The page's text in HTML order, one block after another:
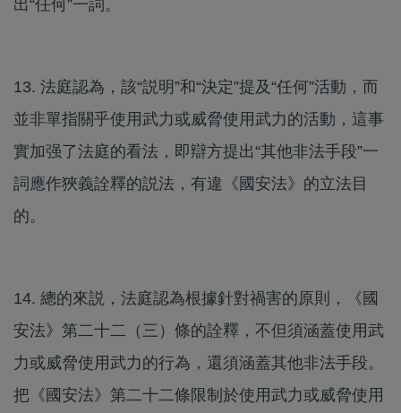
出“任何”一詞。
13. 法庭認為，該“説明”和“決定”提及“任何”活動，而
並非單指關乎使用武力或威脅使用武力的活動，這事
實加强了法庭的看法，即辯方提出“其他非法手段”一
詞應作狹義詮釋的説法，有違《國安法》的立法目
的。
14. 總的來説，法庭認為根據針對禍害的原則，《國
安法》第二十二（三）條的詮釋，不但須涵蓋使用武
力或威脅使用武力的行為，還須涵蓋其他非法手段。
把《國安法》第二十二條限制於使用武力或威脅使用